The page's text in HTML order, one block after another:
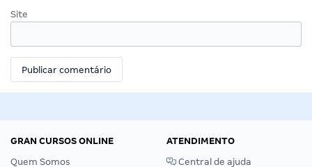
Site
GRAN CURSOS ONLINE
Quem Somos
ATENDIMENTO
Central de ajuda